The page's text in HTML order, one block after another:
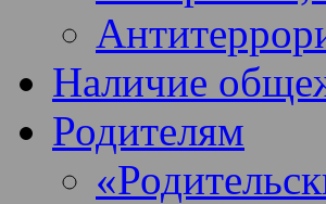
Наличие
Родителям